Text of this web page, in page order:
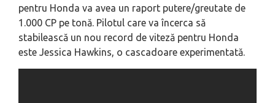
pentru Honda va avea un raport putere/greutate de
1.000 CP pe tonă. Pilotul care va încerca să
stabilească un nou record de viteză pentru Honda
este Jessica Hawkins, o cascadoare experimentată.